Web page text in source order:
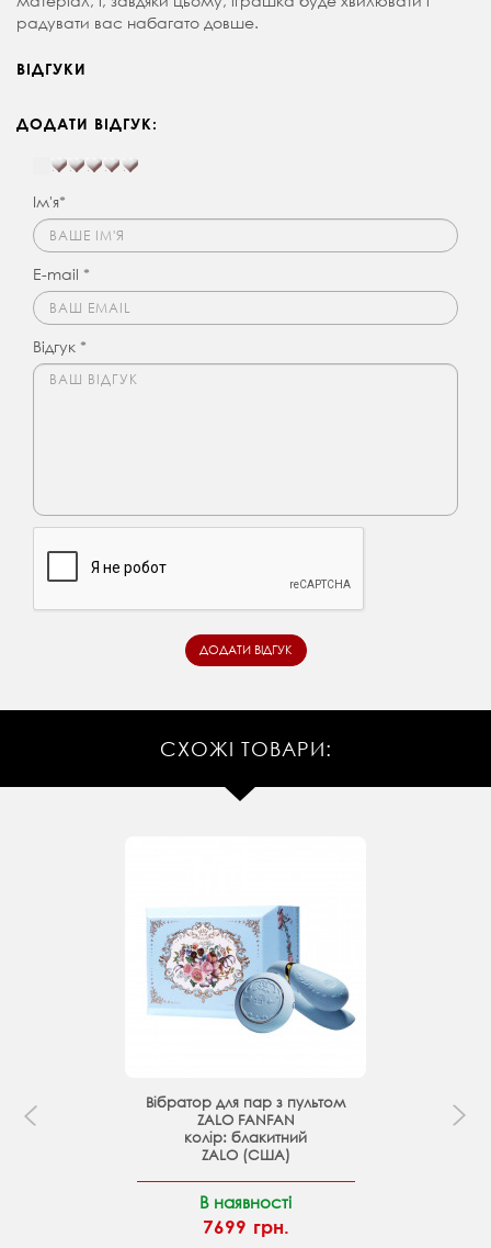
радувати вас набагато довше.
ВІДГУКИ
ДОДАТИ ВІДГУК:
Ім'я*
E-mail *
Відгук *
СХОЖІ ТОВАРИ:
Вібратор для пар з пультом
ZALO FANFAN
колір: блакитний
ZALO (США)
В наявності
7699 грн.